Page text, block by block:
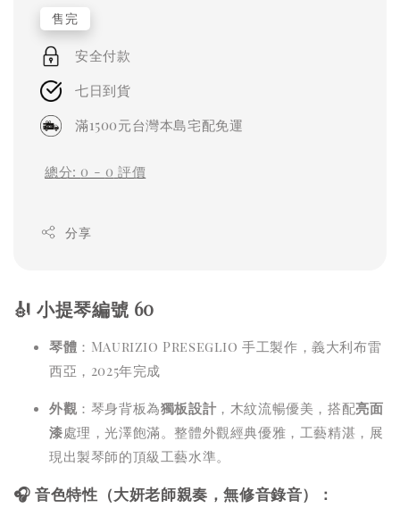
售完
安全付款
七日到貨
滿1500元台灣本島宅配免運
總分: 0 - 0 評價
分享
🎻 小提琴編號 60
琴體 ：Maurizio Preseglio 手工製作，義大利布雷
西亞，2025年完成
外觀 ：琴身背板為獨板設計 ，木紋流暢優美，搭配亮面
漆處理，光澤飽滿。整體外觀經典優雅，工藝精湛，展
現出製琴師的頂級工藝水準。
🎧 音色特性（大妍老師親奏，無修音錄音）：